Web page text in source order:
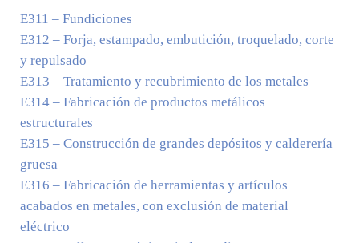
E311 – Fundiciones
E312 – Forja, estampado, embutición, troquelado, corte
y repulsado
E313 – Tratamiento y recubrimiento de los metales
E314– Fabricación de productos metálicos
estructurales
E315 – Construcción de grandes depósitos y calderería
gruesa
E316 – Fabricación de herramientas y artículos
acabados en metales, con exclusión de material
eléctrico